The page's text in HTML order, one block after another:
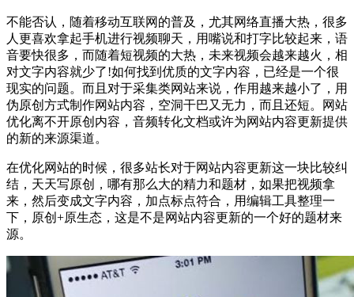
不能否认，随着移动互联网的普及，尤其网络直播大热，很多
人更喜欢拿起手机进行视频聊天，用嘴说和打字比较起来，语
音要快很多，而随着短视频的大热，未来视频会越来越火，相
对文字内容就少了!如何找到优质的文字内容，已经是一个很
现实的问题。而且对于采集类网站来说，作用越来越小了，用
伪原创方式制作网站内容，空洞干巴又无力，而且还短。网站
优化离不开原创内容，音频转化文档或许为网站内容更新提供
的新的来源渠道。
在优化网站的时候，很多站长对于网站内容更新这一块比较纠
结，天天写原创，哪有那么大的精力和题材，如果把视频拿
来，然后变成文字内容，加点标点符合，用编辑工具整理一
下，原创+原生态，这是不是网站内容更新的一个好的题材来
源。